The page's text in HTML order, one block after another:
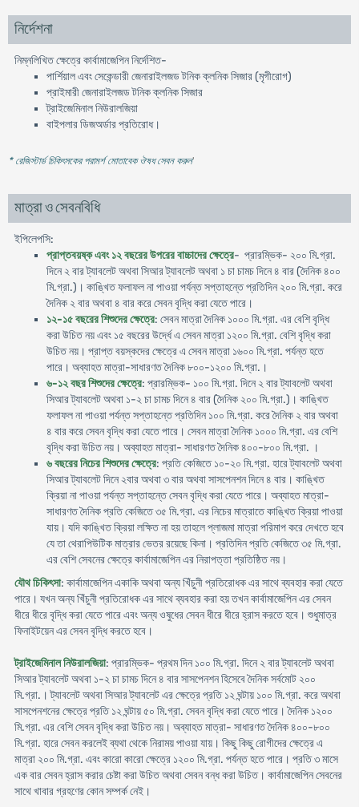
নির্দেশনা
নিম্নলিখিত ক্ষেত্রে কার্বামাজেপিন নির্দেশিত-
পার্শিয়াল এবং সেকেন্ডারী জেনারাইলজড টনিক ক্লনিক সিজার (মৃগীরোগ)
প্রাইমারী জেনারাইলজড টনিক ক্লনিক সিজার
ট্রাইজেমিনাল নিউরালজিয়া
বাইপলার ডিজঅর্ডার প্রতিরোধ।
* রেজিস্টার্ড চিকিৎসকের পরামর্শ মোতাবেক ঔষধ সেবন করুন'
মাত্রা ও সেবনবিধি
ইপিলেপসি:
প্রাপ্তবয়ষ্ক এবং ১২ বছরের উপরের বাচ্চাদের ক্ষেত্রে- প্রারম্ভিক- ২০০ মি.গ্রা.
দিনে ২ বার ট্যাবলেট অথবা সিআর ট্যাবলেট অথবা ১ চা চামচ দিনে ৪ বার (দৈনিক ৪০০
মি.গ্রা.)। কাঙ্খিত ফলাফল না পাওয়া পর্যন্ত সপ্তাহন্তে প্রতিদিন ২০০ মি.গ্রা. করে
দৈনিক ২ বার অথবা ৪ বার করে সেবন বৃদ্ধি করা যেতে পারে।
১২-১৫ বছরের শিশুদের ক্ষেত্রে: সেবন মাত্রা দৈনিক ১০০০ মি.গ্রা. এর বেশি বৃদ্ধি
করা উচিত নয় এবং ১৫ বছরের উর্দ্ধে এ সেবন মাত্রা ১২০০ মি.গ্রা. বেশি বৃদ্ধি করা
উচিত নয়। প্রাপ্ত বয়স্কদের ক্ষেত্রে এ সেবন মাত্রা ১৬০০ মি.গ্রা. পর্যন্ত হতে
পারে। অব্যাহত মাত্রা-সাধারণত দৈনিক ৮০০-১২০০ মি.গ্রা.।
৬-১২ বছর শিশুদের ক্ষেত্রে: প্রারম্ভিক- ১০০ মি.গ্রা. দিনে ২ বার ট্যাবলেট অথবা
সিআর ট্যাবলেট অথবা ১-২ চা চামচ দিনে ৪ বার (দৈনিক ২০০ মি.গ্রা.)। কাঙ্খিত
ফলাফল না পাওয়া পর্যন্ত সপ্তাহন্তে প্রতিদিন ১০০ মি.গ্রা. করে দৈনিক ২ বার অথবা
৪ বার করে সেবন বৃদ্ধি করা যেতে পারে। সেবন মাত্রা দৈনিক ১০০০ মি.গ্রা. এর বেশি
বৃদ্ধি করা উচিত নয়। অব্যাহত মাত্রা- সাধারণত দৈনিক ৪০০-৮০০ মি.গ্রা. ।
৬ বছরের নিচের শিশুদের ক্ষেত্রে: প্রতি কেজিতে ১০-২০ মি.গ্রা. হারে ট্যাবলেট অথবা
সিআর ট্যাবলেট দিনে ২বার অথবা ৩ বার অথবা সাসপেনশন দিনে ৪ বার। কাঙ্খিত
ক্রিয়া না পাওয়া পর্যন্ত সপ্তাহন্তে সেবন বৃদ্ধি করা যেতে পারে। অব্যাহত মাত্রা-
সাধারণত দৈনিক প্রতি কেজিতে ৩৫ মি.গ্রা. এর নিচের মাত্রাতে কাঙ্খিত ক্রিয়া পাওয়া
যায়। যদি কাঙ্খিত ক্রিয়া লক্ষিত না হয় তাহলে প্লাজমা মাত্রা পরিমাপ করে দেখতে হবে
যে তা থেরাপিউটিক মাত্রার ভেতর রয়েছে কিনা। প্রতিদিন প্রতি কেজিতে ৩৫ মি.গ্রা.
এর বেশি সেবনের ক্ষেত্রে কার্বামাজেপিন এর নিরাপত্তা প্রতিষ্ঠিত নয়।
যৌথ চিকিৎসা: কার্বামাজেপিন একাকি অথবা অন্য খিঁচুনী প্রতিরোধক এর সাথে ব্যবহার করা যেতে
পারে। যখন অন্য খিঁচুনী প্রতিরোধক এর সাথে ব্যবহার করা হয় তখন কার্বামাজেপিন এর সেবন
ধীরে ধীরে বৃদ্ধি করা যেতে পারে এবং অন্য ওষুধের সেবন ধীরে ধীরে হ্রাস করতে হবে। শুধুমাত্র
ফিনাইটয়েন এর সেবন বৃদ্ধি করতে হবে।
ট্রাইজেমিনাল নিউরালজিয়া: প্রারম্ভিক- প্রথম দিন ১০০ মি.গ্রা. দিনে ২ বার ট্যাবলেট অথবা
সিআর ট্যাবলেট অথবা ১-২ চা চামচ দিনে ৪ বার সাসপেনশন হিসেবে দৈনিক সর্বমোট ২০০
মি.গ্রা.। ট্যাবলেট অথবা সিআর ট্যাবলেট এর ক্ষেত্রে প্রতি ১২ ঘন্টায় ১০০ মি.গ্রা. করে অথবা
সাসপেনশনের ক্ষেত্রে প্রতি ১২ ঘন্টায় ৫০ মি.গ্রা. সেবন বৃদ্ধি করা যেতে পারে। দৈনিক ১২০০
মি.গ্রা. এর বেশি সেবন বৃদ্ধি করা উচিত নয়। অব্যাহত মাত্রা- সাধারণত দৈনিক ৪০০-৮০০
মি.গ্রা. হারে সেবন করলেই ব্যথা থেকে নিরাময় পাওয়া যায়। কিছু কিছু রোগীদের ক্ষেত্রে এ
মাত্রা ২০০ মি.গ্রা. এবং কারো কারো ক্ষেত্রে ১২০০ মি.গ্রা. পর্যন্ত হতে পারে। প্রতি ৩ মাসে
এক বার সেবন হ্রাস করার চেষ্টা করা উচিত অথবা সেবন বন্ধ করা উচিত। কার্বামাজেপিন সেবনের
সাথে খাবার গ্রহণের কোন সম্পর্ক নেই।